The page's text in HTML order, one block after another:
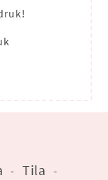
-Tila -